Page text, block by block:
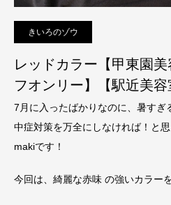
きいろのゾウ
レッドカラー【甲東園
フオンリー】【駅近美容
7月に入ったばかりなのに、暑すぎ
中症対策を万全にしなければ！と
makiです！
今回は、綺麗な赤味 の強いカラー